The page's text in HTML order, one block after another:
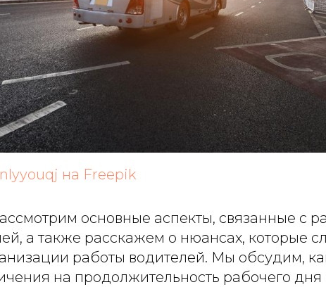
на Freepik
основные аспекты, связанные с
а также расскажем о нюансах, которые
работы водителей. Мы обсудим,
на продолжительность рабочего